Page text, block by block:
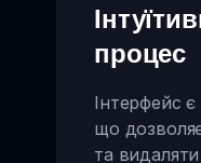
процес
Інтерфейс
що
та